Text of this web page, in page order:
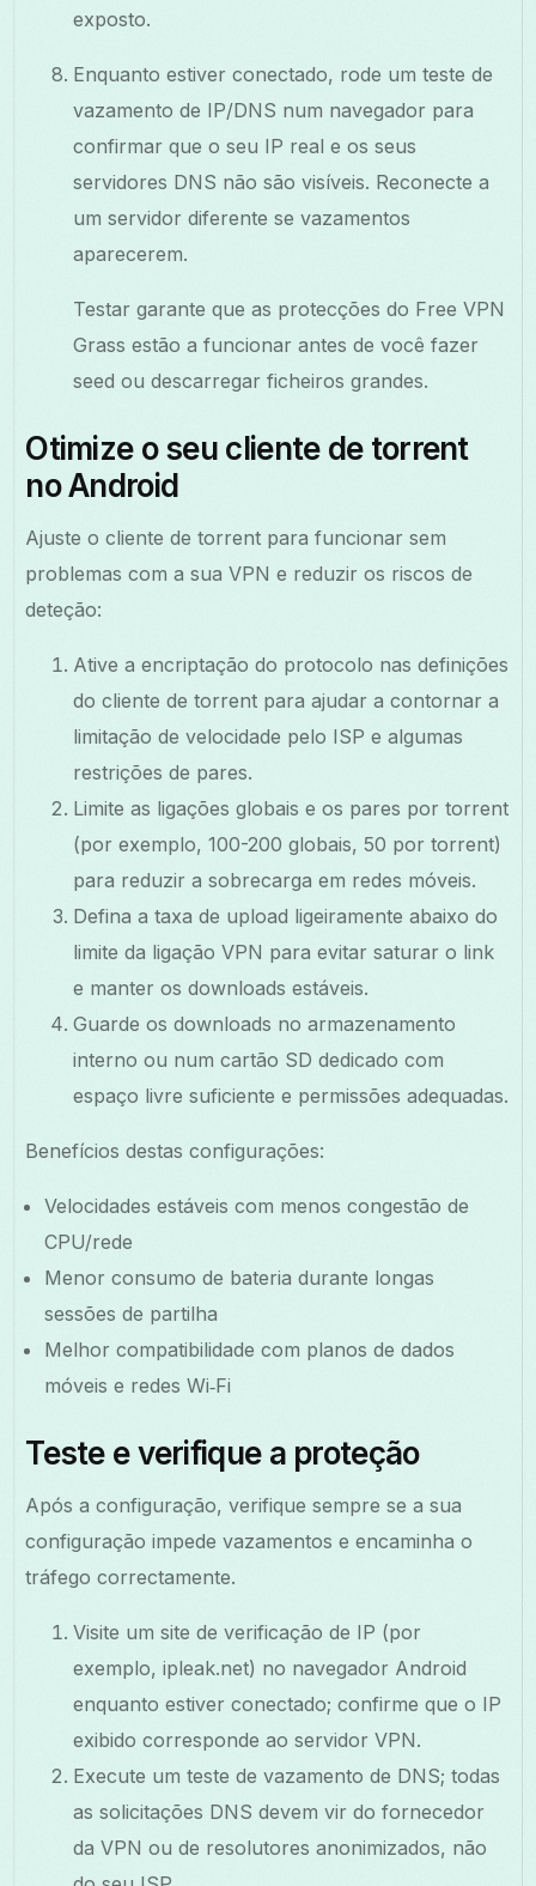
exposto.
Enquanto estiver conectado, rode um teste de
vazamento de IP/DNS num navegador para
confirmar que o seu IP real e os seus
servidores DNS não são visíveis. Reconecte a
um servidor diferente se vazamentos
aparecerem.
Testar garante que as protecções do Free VPN
Grass estão a funcionar antes de você fazer
seed ou descarregar ficheiros grandes.
Otimize o seu cliente de torrent
no Android
Ajuste o cliente de torrent para funcionar sem
problemas com a sua VPN e reduzir os riscos de
deteção:
Ative a encriptação do protocolo nas definições
do cliente de torrent para ajudar a contornar a
limitação de velocidade pelo ISP e algumas
restrições de pares.
Limite as ligações globais e os pares por torrent
(por exemplo, 100-200 globais, 50 por torrent)
para reduzir a sobrecarga em redes móveis.
Defina a taxa de upload ligeiramente abaixo do
limite da ligação VPN para evitar saturar o link
e manter os downloads estáveis.
Guarde os downloads no armazenamento
interno ou num cartão SD dedicado com
espaço livre suficiente e permissões adequadas.
Benefícios destas configurações:
Velocidades estáveis com menos congestão de
CPU/rede
Menor consumo de bateria durante longas
sessões de partilha
Melhor compatibilidade com planos de dados
móveis e redes Wi‑Fi
Teste e verifique a proteção
Após a configuração, verifique sempre se a sua
configuração impede vazamentos e encaminha o
tráfego correctamente.
Visite um site de verificação de IP (por
exemplo, ipleak.net) no navegador Android
enquanto estiver conectado; confirme que o IP
exibido corresponde ao servidor VPN.
Execute um teste de vazamento de DNS; todas
as solicitações DNS devem vir do fornecedor
da VPN ou de resolutores anonimizados, não